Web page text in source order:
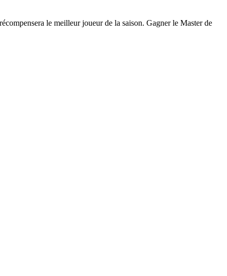
le meilleur joueur de la saison. Gagner le Master de